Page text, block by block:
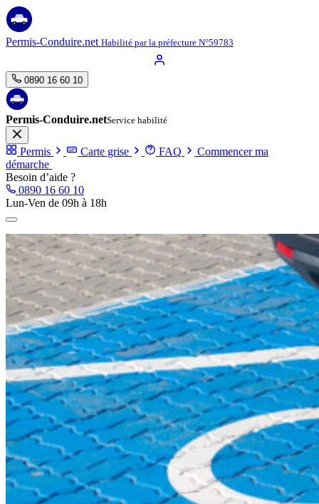
Aller
au
contenu
Permis-Conduire.net Habilité par la préfecture N°59783
0890 16 60 10
Permis-Conduire.netService habilité
Permis Carte grise FAQ
Commencer ma
démarche
Besoin d’aide ?
0890 16 60 10
Lun-Ven de 09h à 18h